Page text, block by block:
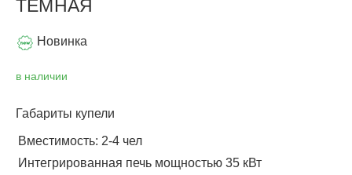
ТЁМНАЯ
Новинка
в наличии
Габариты купели
Вместимость: 2-4 чел
Интегрированная печь мощностью 35 кВт